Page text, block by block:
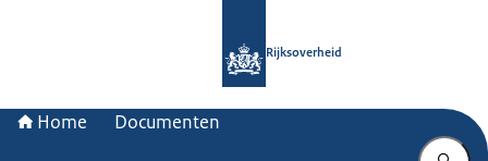
Rijksoverheid
Home Documenten